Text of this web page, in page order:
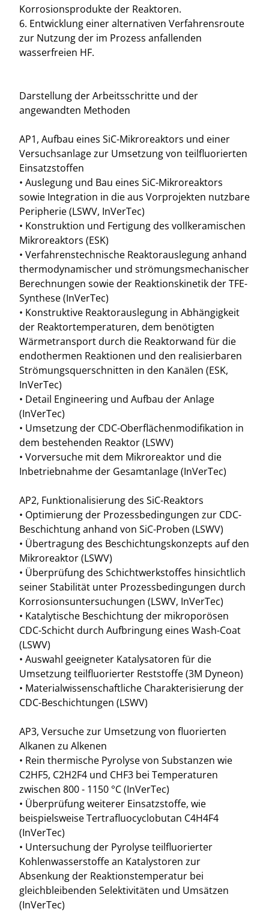
Korrosionsprodukte der Reaktoren.
6. Entwicklung einer alternativen Verfahrensroute
zur Nutzung der im Prozess anfallenden
wasserfreien HF.
Darstellung der Arbeitsschritte und der
angewandten Methoden
AP1, Aufbau eines SiC-Mikroreaktors und einer
Versuchsanlage zur Umsetzung von teilfluorierten
Einsatzstoffen
• Auslegung und Bau eines SiC-Mikroreaktors
sowie Integration in die aus Vorprojekten nutzbare
Peripherie (LSWV, InVerTec)
• Konstruktion und Fertigung des vollkeramischen
Mikroreaktors (ESK)
• Verfahrenstechnische Reaktorauslegung anhand
thermodynamischer und strömungsmechanischer
Berechnungen sowie der Reaktionskinetik der TFE-
Synthese (InVerTec)
• Konstruktive Reaktorauslegung in Abhängigkeit
der Reaktortemperaturen, dem benötigten
Wärmetransport durch die Reaktorwand für die
endothermen Reaktionen und den realisierbaren
Strömungsquerschnitten in den Kanälen (ESK,
InVerTec)
• Detail Engineering und Aufbau der Anlage
(InVerTec)
• Umsetzung der CDC-Oberflächenmodifikation in
dem bestehenden Reaktor (LSWV)
• Vorversuche mit dem Mikroreaktor und die
Inbetriebnahme der Gesamtanlage (InVerTec)
AP2, Funktionalisierung des SiC-Reaktors
• Optimierung der Prozessbedingungen zur CDC-
Beschichtung anhand von SiC-Proben (LSWV)
• Übertragung des Beschichtungskonzepts auf den
Mikroreaktor (LSWV)
• Überprüfung des Schichtwerkstoffes hinsichtlich
seiner Stabilität unter Prozessbedingungen durch
Korrosionsuntersuchungen (LSWV, InVerTec)
• Katalytische Beschichtung der mikroporösen
CDC-Schicht durch Aufbringung eines Wash-Coat
(LSWV)
• Auswahl geeigneter Katalysatoren für die
Umsetzung teilfluorierter Reststoffe (3M Dyneon)
• Materialwissenschaftliche Charakterisierung der
CDC-Beschichtungen (LSWV)
AP3, Versuche zur Umsetzung von fluorierten
Alkanen zu Alkenen
• Rein thermische Pyrolyse von Substanzen wie
C2HF5, C2H2F4 und CHF3 bei Temperaturen
zwischen 800 - 1150 °C (InVerTec)
• Überprüfung weiterer Einsatzstoffe, wie
beispielsweise Tertrafluocyclobutan C4H4F4
(InVerTec)
• Untersuchung der Pyrolyse teilfluorierter
Kohlenwasserstoffe an Katalystoren zur
Absenkung der Reaktionstemperatur bei
gleichbleibenden Selektivitäten und Umsätzen
(InVerTec)